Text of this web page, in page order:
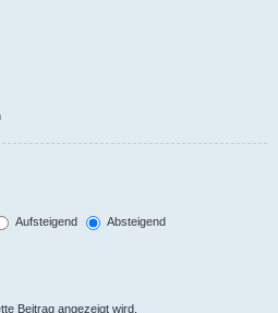
Aufsteigend
Absteigend
Beitrag angezeigt wird.